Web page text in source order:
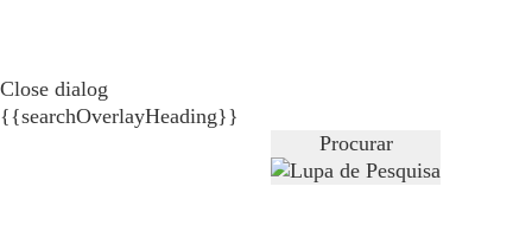
Close dialog
{{searchOverlayHeading}}
Procurar